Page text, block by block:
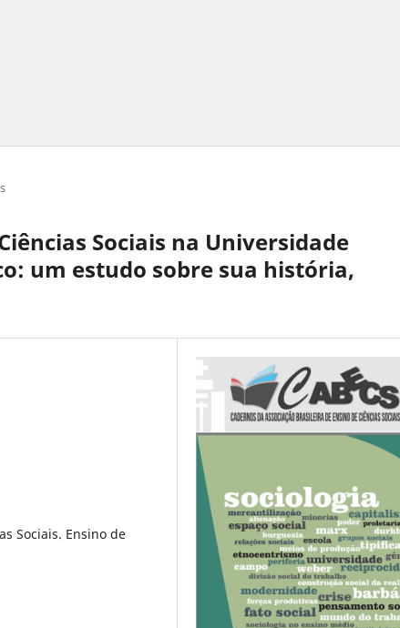
Sociais na Universidade
um estudo sobre sua história,
Sociais. Ensino de